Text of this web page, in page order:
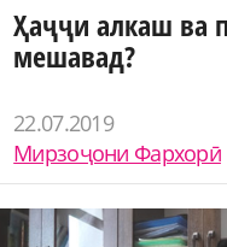
Ҳаҷҷи алкаш ва
мешавад?
22.07.2019
Мирзоҷони Фархорӣ